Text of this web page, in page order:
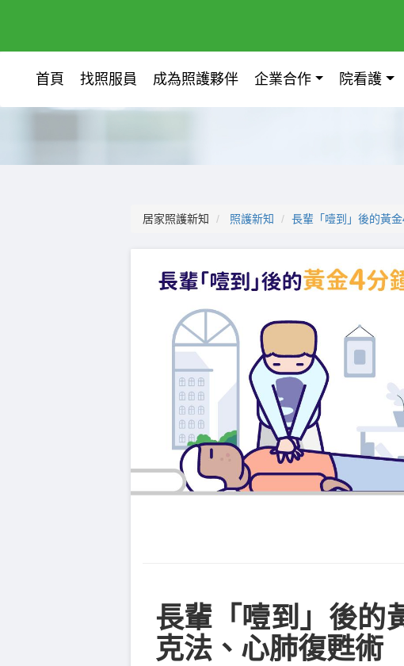
首頁 找照服員 成為照護夥伴 企業合作 院看護
居家照護新知 照護新知 長輩「噎到」後的黃
長輩「噎到」後的
克法、心肺復甦術